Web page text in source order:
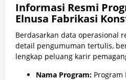
Informasi Resmi
Elnusa Fabrikasi
Berdasarkan data operasional
detail pengumuman tertulis,
lengkap peluang karir
Nama Program: Program